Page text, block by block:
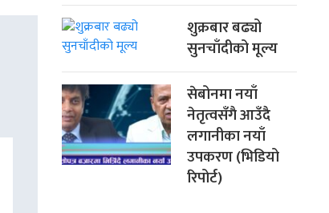
शुक्रबार बढ्यो
सुनचाँदीको मूल्य
सेबोनमा नयाँ
नेतृत्वसँगै आउँदै
लगानीका नयाँ
उपकरण (भिडियो
रिपोर्ट)